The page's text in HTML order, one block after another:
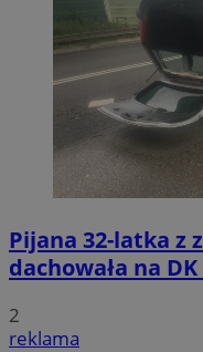
Pijana 32-latka z
dachowała na
2
reklama